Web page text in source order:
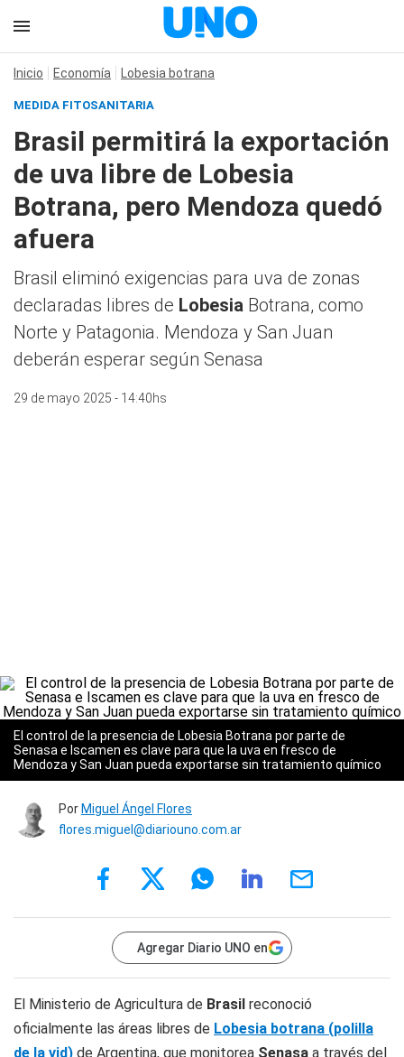
Inicio Economía Lobesia botrana
MEDIDA FITOSANITARIA
Brasil permitirá la exportación
de uva libre de Lobesia
Botrana, pero Mendoza quedó
afuera
Brasil eliminó exigencias para uva de zonas
declaradas libres de Lobesia Botrana, como
Norte y Patagonia. Mendoza y San Juan
deberán esperar según Senasa
29 de mayo 2025 - 14:40hs
El control de la presencia de Lobesia Botrana por parte de
Senasa e Iscamen es clave para que la uva en fresco de
Mendoza y San Juan pueda exportarse sin tratamiento químico
Por Miguel Ángel Flores
flores.miguel@diariouno.com.ar
Agregar Diario UNO en
El Ministerio de Agricultura de Brasil reconoció
oficialmente las áreas libres de Lobesia botrana (polilla
de la vid) de Argentina, que monitorea Senasa a través del